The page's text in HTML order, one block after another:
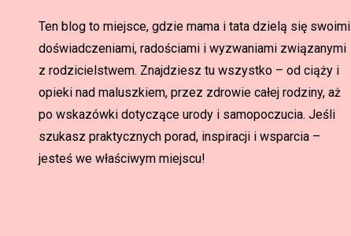
Ten blog to miejsce, gdzie mama i tata dzielą się swoimi
doświadczeniami, radościami i wyzwaniami związanymi
z rodzicielstwem. Znajdziesz tu wszystko – od ciąży i
opieki nad maluszkiem, przez zdrowie całej rodziny, aż
po wskazówki dotyczące urody i samopoczucia. Jeśli
szukasz praktycznych porad, inspiracji i wsparcia –
jesteś we właściwym miejscu!